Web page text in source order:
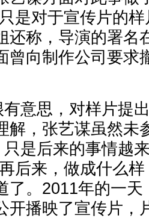
是对于宣传片的
还称，导演的署名
曾向制作公司要求
意思，对样片提
解，张艺谋虽然未
只是后来的事情越
后来，做成什么
了。2011年的一天
开播映了宣传片，